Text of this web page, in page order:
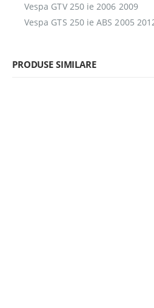
Vespa GTV 250 ie 2006 2009
Vespa GTS 250 ie ABS 2005
PRODUSE SIMILARE